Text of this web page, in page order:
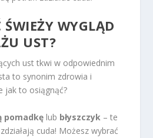
ŚWIEŻY WYGLĄD
UST?
ust tkwi w odpowiednim
to synonim zdrowia i
jak to osiągnąć?
pomadkę lub błyszczyk – te
cuda! Możesz wybrać